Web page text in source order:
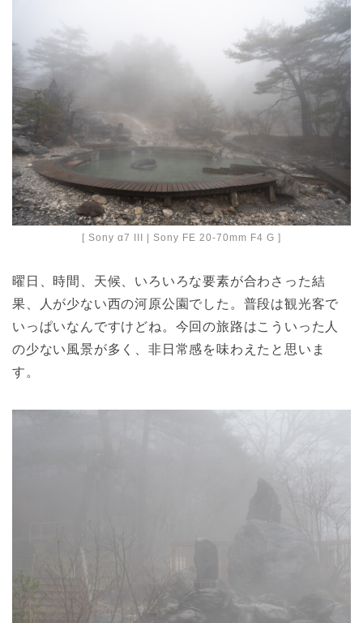
[ Sony α7 III | Sony FE 20-70mm F4 G ]
曜日、時間、天候、いろいろな要素が合わさった結
果、人が少ない西の河原公園でした。普段は観光客で
いっぱいなんですけどね。今回の旅路はこういった人
の少ない風景が多く、非日常感を味わえたと思いま
す。